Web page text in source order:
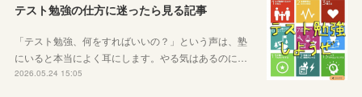
テスト勉強の仕方に迷ったら見る記事
「テスト勉強、何をすればいいの？」という声は、塾
にいると本当によく耳にします。やる気はあるのに…
2026.05.24 15:05